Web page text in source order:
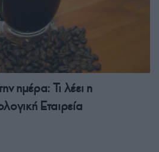
ημέρα: Τι λέει η
Εταιρεία